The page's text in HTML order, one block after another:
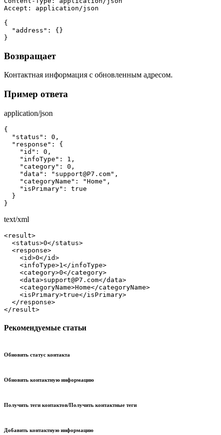
Accept: application/json
{
  "address": {}
}
Возвращает
Контактная информация с обновленным адресом.
Пример ответа
application/json
{
  "status": 0,
  "response": {
    "id": 0,
    "infoType": 1,
    "category": 0,
    "data": "support@Р7.com",
    "categoryName": "Home",
    "isPrimary": true
  }
}
text/xml
<result>
  <status>0</status>
  <response>
    <id>0</id>
    <infoType>1</infoType>
    <category>0</category>
    <data>support@Р7.com</data>
    <categoryName>Home</categoryName>
    <isPrimary>true</isPrimary>
  </response>
</result>
Рекомендуемые статьи
Обновить статус контакта
Обновить контактную информацию
Получить теги контактов/Получить контактные теги
Добавить контактную информацию